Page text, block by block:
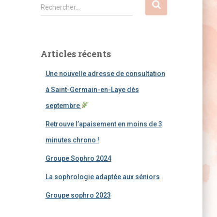
R
e
r
Rechercher…
Articles récents
Une nouvelle adresse de consultation
à Saint-Germain-en-Laye dès
septembre
Retrouve l’apaisement en moins de 3
minutes chrono !
Groupe Sophro 2024
La sophrologie adaptée aux séniors
Groupe sophro 2023